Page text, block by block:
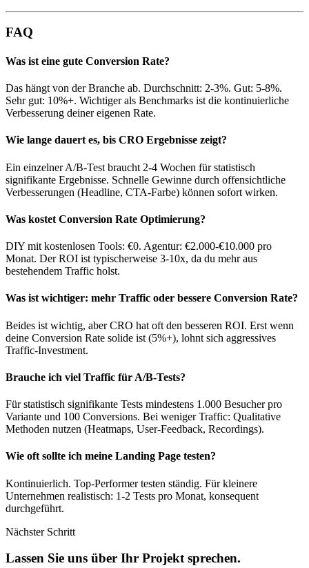
FAQ
Was ist eine gute Conversion Rate?
Das hängt von der Branche ab. Durchschnitt: 2-3%. Gut: 5-8%.
Sehr gut: 10%+. Wichtiger als Benchmarks ist die kontinuierliche
Verbesserung deiner eigenen Rate.
Wie lange dauert es, bis CRO Ergebnisse zeigt?
Ein einzelner A/B-Test braucht 2-4 Wochen für statistisch
signifikante Ergebnisse. Schnelle Gewinne durch offensichtliche
Verbesserungen (Headline, CTA-Farbe) können sofort wirken.
Was kostet Conversion Rate Optimierung?
DIY mit kostenlosen Tools: €0. Agentur: €2.000-€10.000 pro
Monat. Der ROI ist typischerweise 3-10x, da du mehr aus
bestehendem Traffic holst.
Was ist wichtiger: mehr Traffic oder bessere Conversion Rate?
Beides ist wichtig, aber CRO hat oft den besseren ROI. Erst wenn
deine Conversion Rate solide ist (5%+), lohnt sich aggressives
Traffic-Investment.
Brauche ich viel Traffic für A/B-Tests?
Für statistisch signifikante Tests mindestens 1.000 Besucher pro
Variante und 100 Conversions. Bei weniger Traffic: Qualitative
Methoden nutzen (Heatmaps, User-Feedback, Recordings).
Wie oft sollte ich meine Landing Page testen?
Kontinuierlich. Top-Performer testen ständig. Für kleinere
Unternehmen realistisch: 1-2 Tests pro Monat, konsequent
durchgeführt.
Nächster Schritt
Lassen Sie uns über Ihr Projekt sprechen.